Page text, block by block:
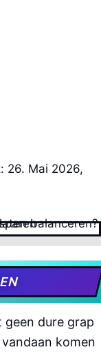
26. Mai 2026,
dure grap
vandaan komen